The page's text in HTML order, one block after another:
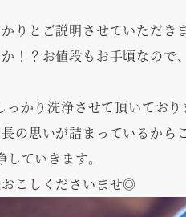
りとご説明させていただきま
！？お値段もお手頃なので
かり洗浄させて頂いており
の思いが詰まっているからこ
ていきます。
こしくださいませ◎